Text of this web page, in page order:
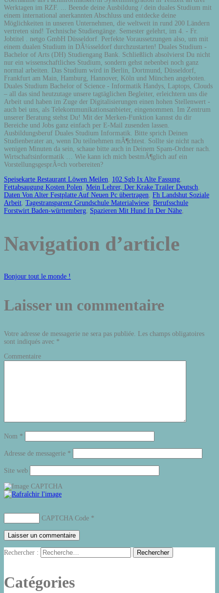
Speisekarte Restaurant Löwen Meilen, 102 Sgb Ix Alte Fassung,
Fettabsaugung Kosten Polen, Mein Lehrer, Der Krake Trailer Deutsch,
Daten Von Alter Festplatte Auf Neuen Pc übertragen, Fh Landshut Soziale
Arbeit, Tagestransparenz Grundschule Materialwiese, Berufsschule
Forstwirt Baden-württemberg, Spazieren Mit Hund In Der Nähe,
Navigation d’article
Bonjour tout le monde !
Laisser un commentaire
Votre adresse de messagerie ne sera pas publiée. Les champs obligatoires
sont indiqués avec *
Commentaire
Nom *
Adresse de messagerie *
Site web
CAPTCHA Code *
Rechercher :
Catégories